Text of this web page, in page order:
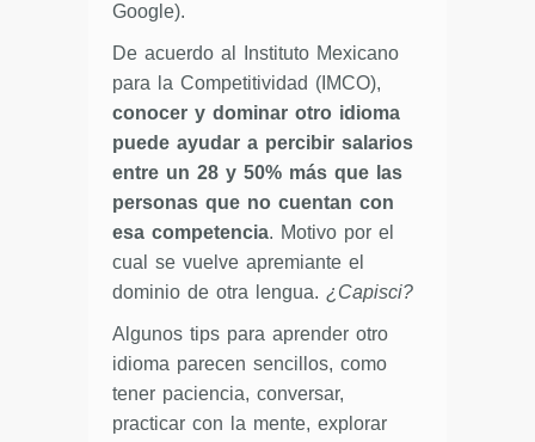
Google).
De acuerdo al Instituto Mexicano
para la Competitividad (IMCO),
conocer y dominar otro idioma
puede ayudar a percibir salarios
entre un 28 y 50% más que las
personas que no cuentan con
esa competencia. Motivo por el
cual se vuelve apremiante el
dominio de otra lengua. ¿Capisci?
Algunos tips para aprender otro
idioma parecen sencillos, como
tener paciencia, conversar,
practicar con la mente, explorar